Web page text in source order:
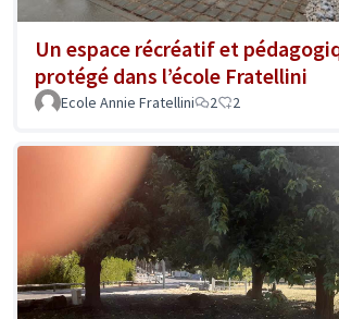
Un espace récréatif et
protégé dans l’école Fratellini
Ecole Annie Fratellini 2 2